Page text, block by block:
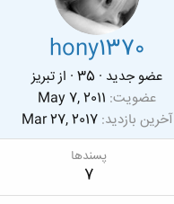
hony1370
عضو جدید ·
· ازتبريز
عضویت May 7, 2011
آخرین بازدید Mar 27, 2017
پسندها
7